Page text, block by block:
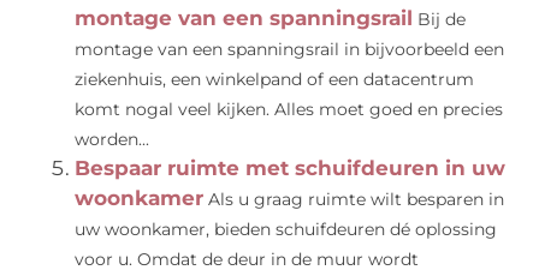
montage van een spanningsrail Bij de
montage van een spanningsrail in bijvoorbeeld een
ziekenhuis, een winkelpand of een datacentrum
komt nogal veel kijken. Alles moet goed en precies
worden...
Bespaar ruimte met schuifdeuren in uw
woonkamer Als u graag ruimte wilt besparen in
uw woonkamer, bieden schuifdeuren dé oplossing
voor u. Omdat de deur in de muur wordt